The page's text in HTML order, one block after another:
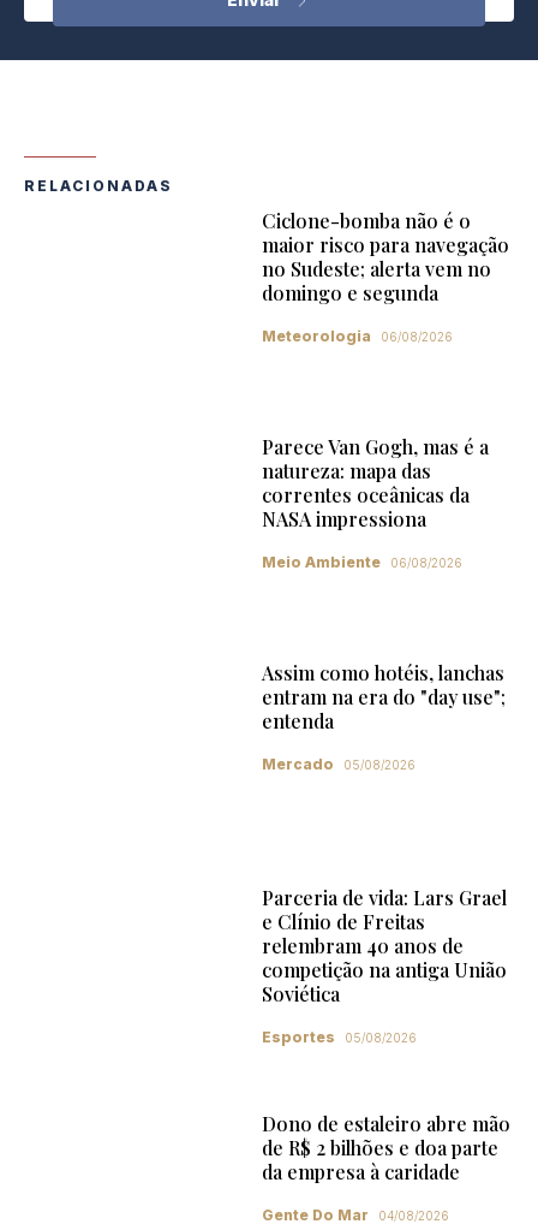
RELACIONADAS
Ciclone-bomba não é o
maior risco para navegação
no Sudeste; alerta vem no
domingo e segunda
Meteorologia 06/08/2026
Parece Van Gogh, mas é a
natureza: mapa das
correntes oceânicas da
NASA impressiona
Meio Ambiente 06/08/2026
Assim como hotéis, lanchas
entram na era do "day use";
entenda
Mercado 05/08/2026
Parceria de vida: Lars Grael
e Clínio de Freitas
relembram 40 anos de
competição na antiga União
Soviética
Esportes 05/08/2026
Dono de estaleiro abre mão
de R$ 2 bilhões e doa parte
da empresa à caridade
Gente Do Mar 04/08/2026